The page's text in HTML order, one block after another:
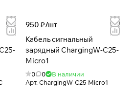
950 ₽/шт
Кабель сигнальный
зарядный ChargingW-C25-
Micro1
0 0
В наличии
Арт.ChargingW-C25-Micro1